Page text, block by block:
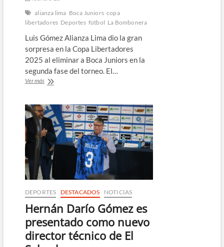
alianza lima Boca Juniors copa
libertadores Deportes fútbol La Bombonera
Luis Gómez Alianza Lima dio la gran
sorpresa en la Copa Libertadores
2025 al eliminar a Boca Juniors en la
segunda fase del torneo. El…
Ver másAlianza
a
Boca
Juniors
en
Copa
Libertadores
2025
DEPORTES DESTACADOS NOTICIAS
Hernán Darío Gómez es
presentado como nuevo
director técnico de El